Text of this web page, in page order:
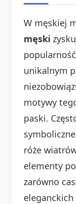
W męskiej
męski
unikalnym
motywy
paski.
róże
elementy
zarówno